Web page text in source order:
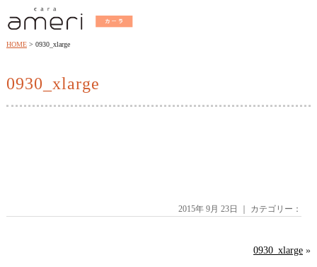
HOME 0930_xlarge
0930_xlarge
2015年 9月 23日 ｜ カテゴリー：
0930_xlarge »